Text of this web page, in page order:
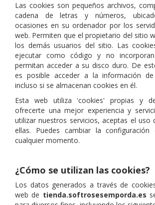
Las cookies son pequeños archivos,
cadena de letras y números,
ocasiones en su ordenador por los
web. Permiten que el propietario del sitio
los demás usuarios del sitio. Las
ejecutar como código y no
permitan acceder a su disco duro. De
es posible acceder a la información
incluso si se almacenan cookies en él.
Esta web utiliza 'cookies' propias y
ofrecerte una mejor experiencia y
utilizar nuestros servicios, aceptas el uso
ellas. Puedes cambiar la
cualquier momento.
¿Cómo se utilizan las cookies?
Los datos generados a través de
web de tienda.softrosesemporda.es